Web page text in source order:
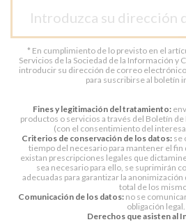
* En cumplimiento de lo previsto en el
Servicios de la Sociedad de la Información y
introducir su dirección de correo
para suscribirse al boletín
Fines y legitimación del tratamiento:
productos o servicios a través del Boletín
(con el consentimiento del
Criterios de conservación de los datos:se
tiempo del necesario para mantener el
existan prescripciones legales que
sea necesario para ello, se suprimirán
adecuadas para garantizar la
total de los
Comunicación de los datos: no se
obligación legal.
Derechos que asisten al